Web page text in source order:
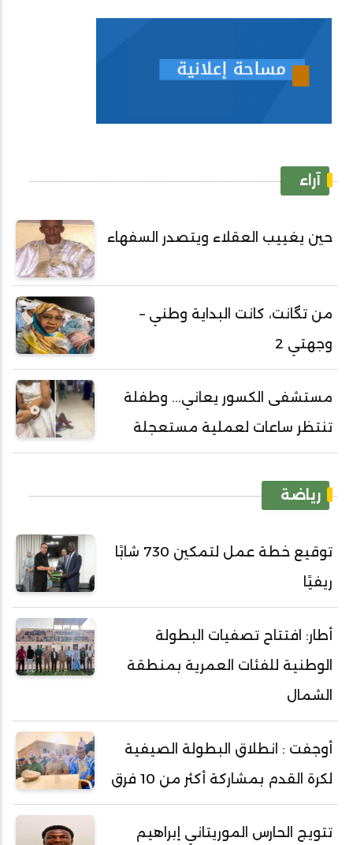
آراء
حين يغييب العقلاء ويتصدر السفهاء
من تگانت، كانت البداية وطني –
وجهتي 2
مستشفى الكسور يعاني... وطفلة
تنتظر ساعات لعملية مستعجلة
رياضة
توقيع خطة عمل لتمكين 730 شابًا
ريفيًا
أطار: افتتاح تصفيات البطولة
الوطنية للفئات العمرية بمنطقة
الشمال
أوجفت : انطلاق البطولة الصيفية
لكرة القدم بمشاركة أكثر من 10 فرق
تتويج الحارس الموريتاني إبراهيم